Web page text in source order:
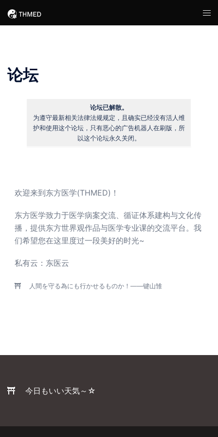
论坛
论坛已解散。
为遵守最新相关法律法规规定，且确实已经没有活人维
护和使用这个论坛，只有恶心的广告机器人在刷版，所
以这个论坛永久关闭。
欢迎来到东方医学(THMED)！
东方医学致力于医学病案交流、循证体系建构与文化传
播，提供东方世界观作品与医学专业课的交流平台。我
们希望您在这里度过一段美好的时光~
私有云： 东医云
人間を守る為にも行かせるものか！——键山雏
今日もいい天気～☆